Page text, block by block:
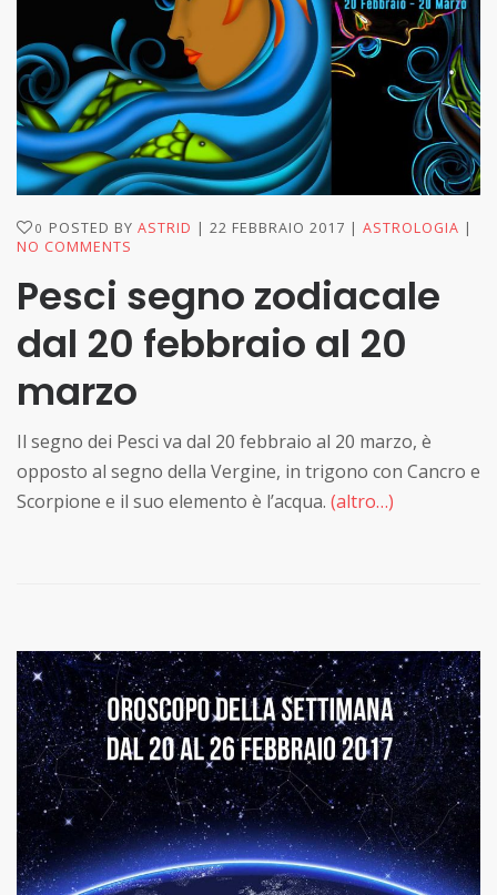
0 POSTED BY ASTRID 22 FEBBRAIO 2017
ASTROLOGIA
NO COMMENTS
Pesci segno zodiacale
dal 20 febbraio al 20
marzo
Il segno dei Pesci va dal 20 febbraio al 20 marzo, è
opposto al segno della Vergine, in trigono con Cancro e
Scorpione e il suo elemento è l’acqua. (altro…)